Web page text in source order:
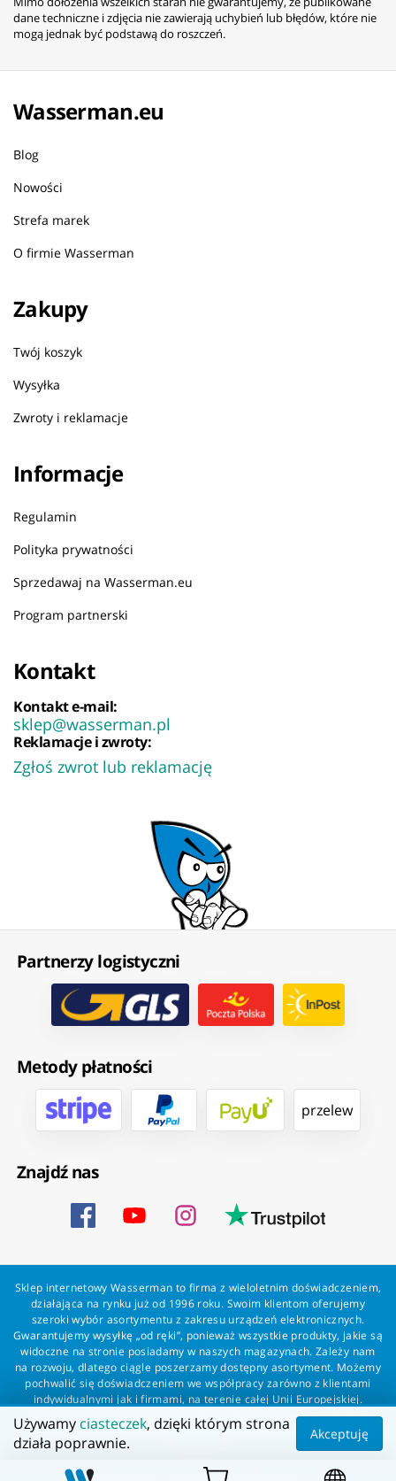
dane techniczne i zdjęcia nie zawierają uchybień lub błędów, które nie
mogą jednak być podstawą do roszczeń.
Wasserman.eu
Blog
Nowości
Strefa marek
O firmie Wasserman
Zakupy
Twój koszyk
Wysyłka
Zwroty i reklamacje
Informacje
Regulamin
Polityka prywatności
Sprzedawaj na Wasserman.eu
Program partnerski
Kontakt
Kontakt e-mail:
sklep@wasserman.pl
Reklamacje i zwroty:
Zgłoś zwrot lub reklamację
Partnerzy logistyczni
Metody płatności
przelew
Znajdź nas
Sklep internetowy Wasserman to firma z wieloletnim doświadczeniem,
działająca na rynku już od 1996 roku. Swoim klientom oferujemy
szeroki wybór asortymentu z zakresu urządzeń elektronicznych.
Gwarantujemy wysyłkę „od ręki”, ponieważ wszystkie produkty, jakie są
widoczne na stronie posiadamy w naszych magazynach. Zależy nam
na rozwoju, dlatego ciągle poszerzamy dostępny asortyment. Możemy
pochwalić się doświadczeniem we współpracy zarówno z klientami
indywidualnymi jak i firmami, na terenie całej Unii Europejskiej.
Zapewniamy profesjonalną obsługę każdego klienta oraz szybką i
bezproblemową realizację zamówień. Wasserman - wszystko dla
Wszelkie prawa zastrzeżone dla Wasserman.eu
Używamy ciasteczek, dzięki którym strona
działa poprawnie.
Akceptuję